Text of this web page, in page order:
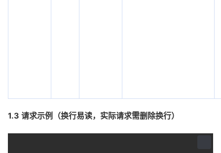
1.3 请求示例（换行易读，实际请求需删除换行）